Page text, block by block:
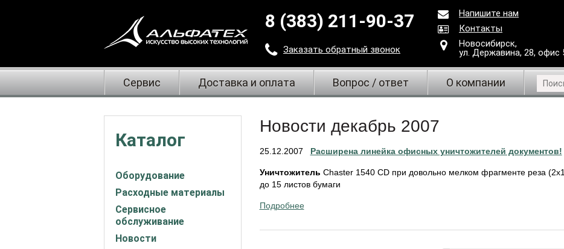
8 (383) 211-90-37
Заказать обратный звонок
Напишите нам
Контакты
Новосибирск,
ул. Державина, 28, офис
Сервис Доставка и оплата Вопрос / ответ О компании
Каталог
Оборудование
Расходные материалы
Сервисное
обслуживание
Новости
Новости декабрь 2007
25.12.2007 Расширена линейка офисных уничтожителей документов!
Уничтожитель Chaster 1540 CD при довольно мелком фрагменте реза
до 15 листов бумаги
Подробнее